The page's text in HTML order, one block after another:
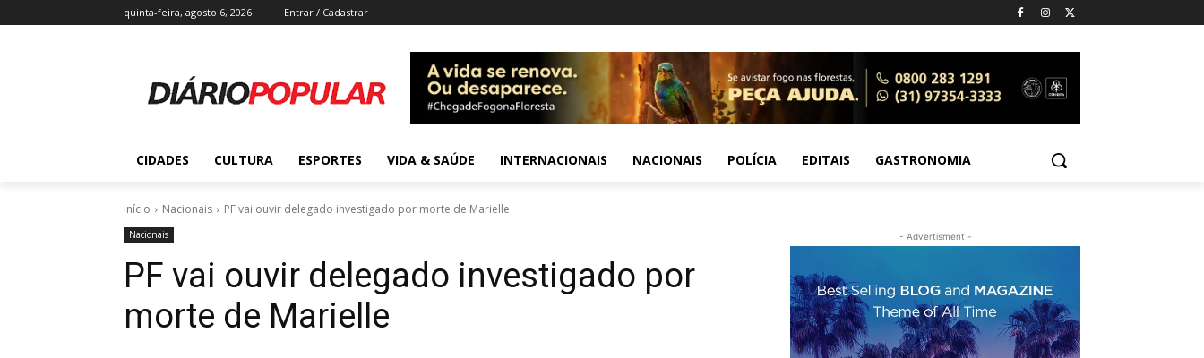
quinta-feira, agosto 6, 2026 Entrar / Cadastrar
CIDADES CULTURA ESPORTES VIDA & SAÚDE INTERNACIONAIS NACIONAIS POLÍCIA EDITAIS GASTRONOMIA
Início Nacionais PF vai ouvir delegado investigado por morte de Marielle
Nacionais
PF vai ouvir delegado investigado por
morte de Marielle
- Advertisment -